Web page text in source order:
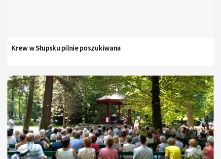
Krew w Słupsku pilnie poszukiwana